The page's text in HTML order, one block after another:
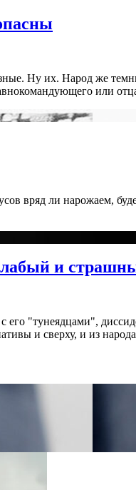
Ну их. Народ же
или
вряд ли нарожаем,
и
его "тунеядцами",
и сверху, и из